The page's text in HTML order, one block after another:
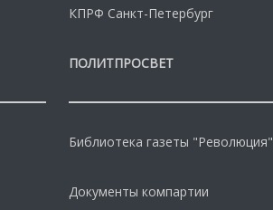
КПРФ Санкт-Петербург
ПОЛИТПРОСВЕТ
Библиотека газеты "Революция"
Документы компартии